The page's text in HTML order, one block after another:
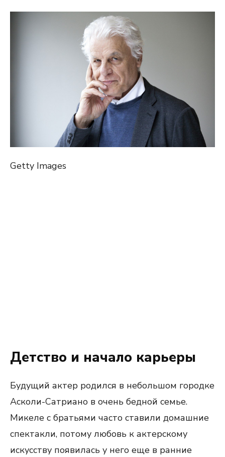
Getty Images
Детство и начало карьеры
Будущий актер родился в небольшом городке
Асколи-Сатриано в очень бедной семье.
Микеле с братьями часто ставили домашние
спектакли, потому любовь к актерскому
искусству появилась у него еще в ранние